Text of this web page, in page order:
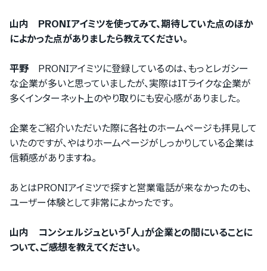
山内 PRONIアイミツを使ってみて、期待していた点のほか
によかった点がありましたら教えてください。
平野 PRONIアイミツに登録しているのは、もっとレガシー
な企業が多いと思っていましたが、実際はITライクな企業が
多くインターネット上のやり取りにも安心感がありました。
企業をご紹介いただいた際に各社のホームページも拝見して
いたのですが、やはりホームページがしっかりしている企業は
信頼感がありますね。
あとはPRONIアイミツで探すと営業電話が来なかったのも、
ユーザー体験として非常によかったです。
山内 コンシェルジュという「人」が企業との間にいることに
ついて、ご感想を教えてください。